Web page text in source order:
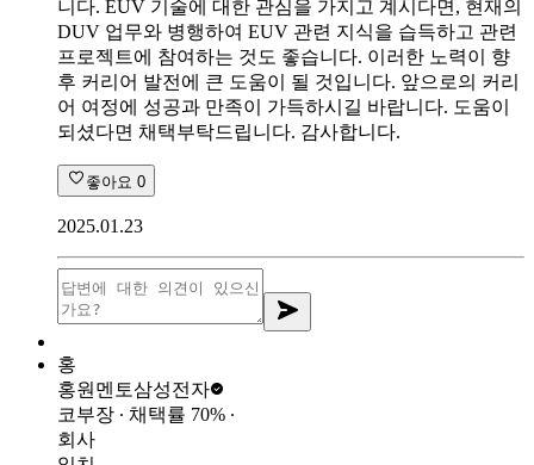
니다. EUV 기술에 대한 관심을 가지고 계시다면, 현재의
DUV 업무와 병행하여 EUV 관련 지식을 습득하고 관련
프로젝트에 참여하는 것도 좋습니다. 이러한 노력이 향
후 커리어 발전에 큰 도움이 될 것입니다. 앞으로의 커리
어 여정에 성공과 만족이 가득하시길 바랍니다. 도움이
되셨다면 채택부탁드립니다. 감사합니다.
좋아요 0
2025.01.23
홍
홍원멘토삼성전자
코부장 ∙ 채택률 70% ∙
회사